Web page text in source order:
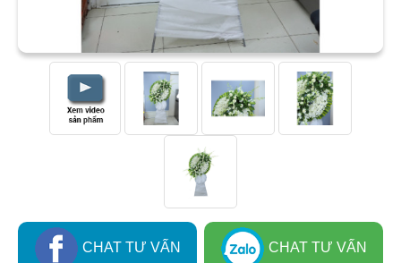
CHAT TƯ VẤN CHAT TƯ VẤN